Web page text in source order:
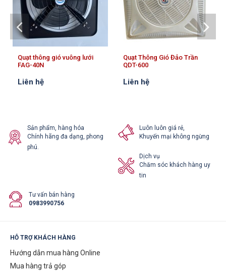
Quạt thông gió vuông lưới
FAG-40N
Liên hệ
Quạt Thông Gió Đảo Trần
QDT-600
Liên hệ
Sản phẩm, hàng hóa
Chính hãng đa dạng, phong
phú.
Luôn luôn giá rẻ,
Khuyến mại không ngừng
Dịch vụ
Chăm sóc khách hàng uy
tin
Tư vấn bán hàng
0983990756
HỖ TRỢ KHÁCH HÀNG
Hướng dẫn mua hàng Online
Mua hàng trả góp